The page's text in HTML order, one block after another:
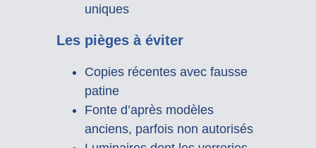
uniques
Les pièges à éviter
Copies récentes avec fausse
patine
Fonte d’après modèles
anciens, parfois non autorisés